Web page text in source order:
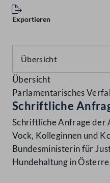
Exportieren
Übersicht
Parlamentarisches
Schriftliche
Schriftliche Anfrage der
Vock, Kolleginnen und
Bundesministerin für
Hundehaltung in